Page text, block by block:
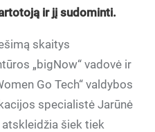
ir jį sudominti.
skaitys
„bigNow“ vadovė ir
Go Tech“ valdybos
specialistė Jarūnė
šiek tiek